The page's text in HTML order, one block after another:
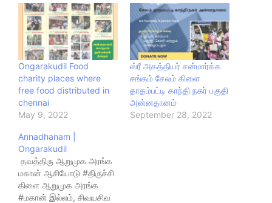
Ongarakudil Food
charity places where
free food distributed in
chennai
May 9, 2022
ஸ்ரீ அகத்தியர் சன்மார்க்க
சங்கம் சேலம் கிளை
தாதம்பட்டி காந்தி நகர் பகுதி
அன்னதானம்
September 28, 2022
Annadhanam |
Ongarakudil
தவத்திரு ஆறுமுக அரங்க
மகான் ஆசியோடு #திருச்சி
கிளை ஆறுமுக அரங்க
#மகான் இல்லம், சிவயசிவ